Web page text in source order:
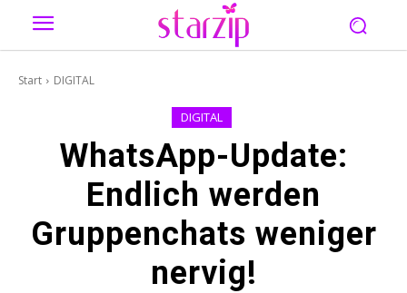
Start DIGITAL
DIGITAL
WhatsApp-Update:
Endlich werden
Gruppenchats weniger
nervig!